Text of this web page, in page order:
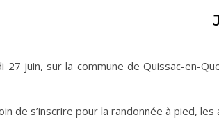
27 juin, sur la commune de Quissac-en-
de s’inscrire pour la randonnée à pied,